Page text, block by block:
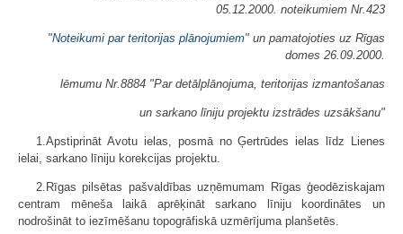
05.12.2000. noteikumiem Nr.423
"Noteikumi par teritorijas plānojumiem" un pamatojoties uz Rīgas
domes 26.09.2000.
lēmumu Nr.8884 "Par detālplānojuma, teritorijas izmantošanas
un sarkano līniju projektu izstrādes uzsākšanu"
1.Apstiprināt Avotu ielas, posmā no Ģertrūdes ielas līdz Lienes
ielai, sarkano līniju korekcijas projektu.
2.Rīgas pilsētas pašvaldības uzņēmumam Rīgas ģeodēziskajam
centram mēneša laikā aprēķināt sarkano līniju koordinātes un
nodrošināt to iezīmēšanu topogrāfiskā uzmērījuma planšetēs.